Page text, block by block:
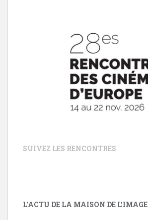
SUIVEZ LES RENCONTRES
L'ACTU DE LA MAISON DE L'IMAGE